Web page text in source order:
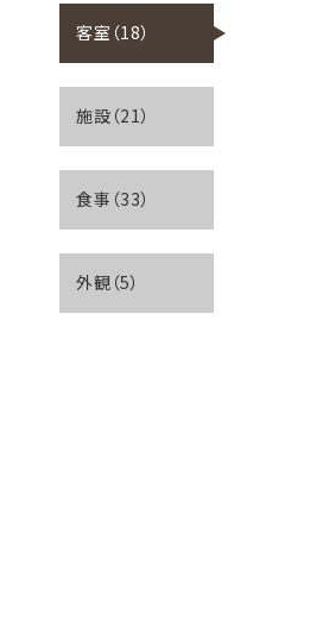
客室（18）
施設（21）
食事（33）
外観（5）